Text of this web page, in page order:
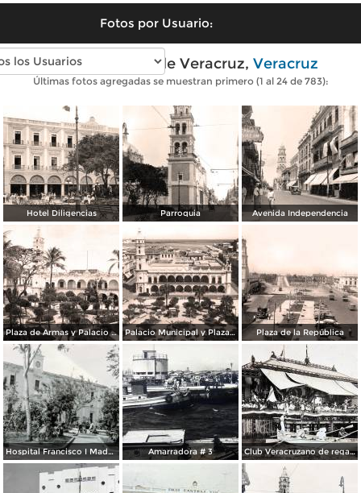
Fotos por Usuario:
Fotos antiguas de Veracruz, Veracruz
Últimas fotos agregadas se muestran primero (1 al 24 de 783):
Hotel Diligencias Parroquia Avenida Independencia
Plaza de Armas y Palacio Municipal Palacio Municipal y Plaza de Armas Plaza de la República
Hospital Francisco I Madero. Amarradora # 3 Club Veracruzano de regatas.